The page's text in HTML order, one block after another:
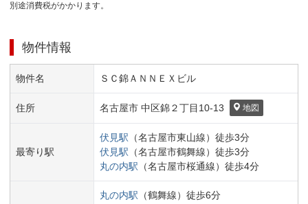
別途消費税がかかります。
物件情報
物件名 ＳＣ錦ＡＮＮＥＸビル
住所 名古屋市 中区錦２丁目 10-13 地図
最寄り駅
伏見駅 （名古屋市東山線） 徒歩3分
伏見駅 （名古屋市鶴舞線） 徒歩3分
丸の内駅 （名古屋市桜通線） 徒歩4分
丸の内駅 （鶴舞線） 徒歩6分